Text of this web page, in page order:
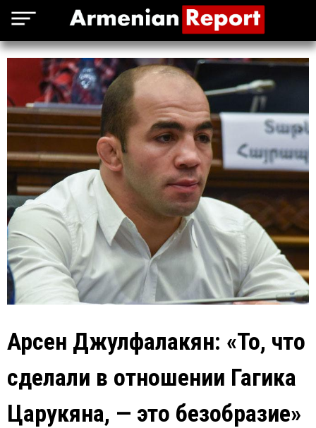
Арсен Джулфалакян: «То, что
сделали в отношении Гагика
Царукяна, — это безобразие»